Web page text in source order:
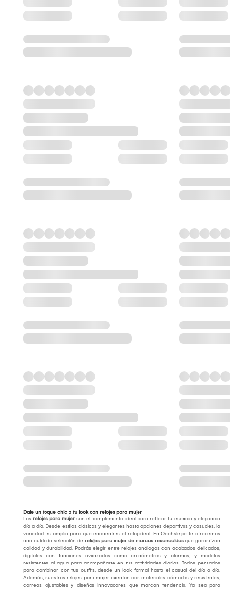
Dale un toque chic a tu look con relojes para mujer
Los relojes para mujer son el complemento ideal para reflejar tu esencia y elegancia
día a día. Desde estilos clásicos y elegantes hasta opciones deportivas y casuales, la
variedad es amplia para que encuentres el reloj ideal. En Oechsle.pe te ofrecemos
una cuidada selección de relojes para mujer de marcas reconocidas que garantizan
calidad y durabilidad. Podrás elegir entre relojes análogos con acabados delicados,
digitales con funciones avanzadas como cronómetros y alarmas, y modelos
resistentes al agua para acompañarte en tus actividades diarias. Todos pensados
para combinar con tus outfits, desde un look formal hasta el casual del día a día.
Además, nuestros relojes para mujer cuentan con materiales cómodos y resistentes,
correas ajustables y diseños innovadores que marcan tendencia. Ya sea para